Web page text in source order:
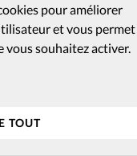
pour améliorer
et vous permet
vous souhaitez activer.
TOUT